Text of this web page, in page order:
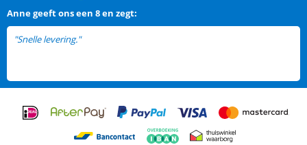
Annegeeft ons een 8 en zegt:
"Snelle levering."